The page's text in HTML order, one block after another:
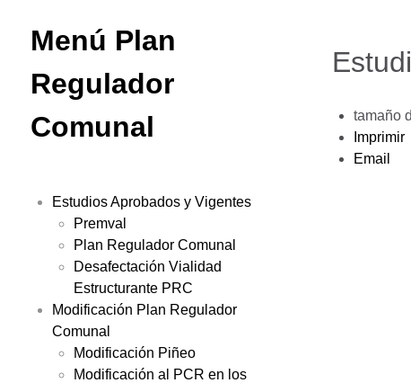
Menú Plan
Regulador
Comunal
Estudios Aprobados y Vigentes
Premval
Plan Regulador Comunal
Desafectación Vialidad
Estructurante PRC
Modificación Plan Regulador
Comunal
Modificación Piñeo
Modificación al PCR en los
tamaño
Imprimir
Email